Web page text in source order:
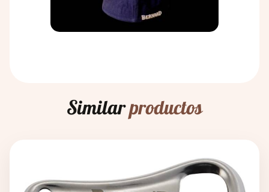
Similarproductos
La relación entre la cerveza y los baños se conoce
oficialmente desde la Edad Media, cuando se
El proceso de producción ha permanecido
inalterado durante siglos: todo comienza con la
molienda de la malta y la posterior elaboración de
reposa y madura. Tras el reposo y la maduración, la
cerveza se somete a un filtrado microbiológico y de